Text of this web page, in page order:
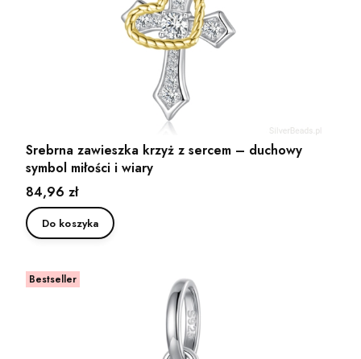
Srebrna zawieszka krzyż z sercem – duchowy
symbol miłości i wiary
Cena
84,96 zł
Do koszyka
Bestseller